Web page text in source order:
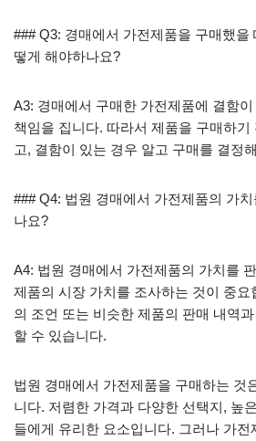
### Q3: 경매에서 가전제품을 구매했을
떻게 해야하나요?
A3: 경매에서 구매한 가전제품에 결함
책임을 집니다. 따라서 제품을 구매하
고, 결함이 있는 경우 알고 구매를 결정
### Q4: 법원 경매에서 가전제품의 가
나요?
A4: 법원 경매에서 가전제품의 가치를
제품의 시장 가치를 조사하는 것이 중
의 조언 또는 비슷한 제품의 판매 내역
할 수 있습니다.
법원 경매에서 가전제품을 구매하는 것
니다. 저렴한 가격과 다양한 선택지, 높
들에게 유리한 요소입니다. 그러나 가